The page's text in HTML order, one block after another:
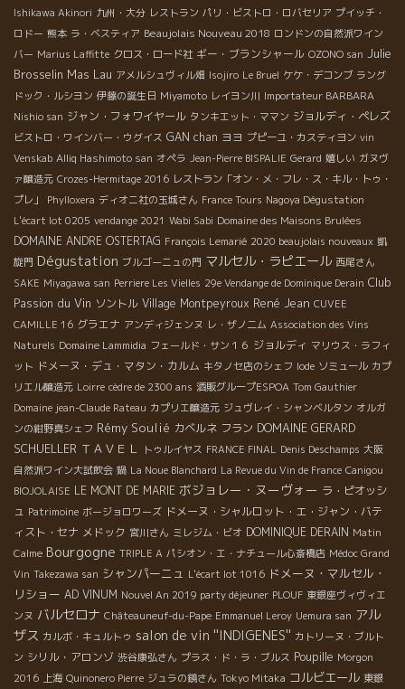
Ishikawa Akinori 九州・大分 レストラン パリ・ビストロ・ロバセリア プイッチ・
ロドー 熊本 ラ・ベスティア Beaujolais Nouveau 2018 ロンドンの自然派ワイン
バー Marius Laffitte クロス・ロード社 ギー・ブランシャール OZONO san Julie
Brosselin Mas Lau アメルシュヴィル畑 Isojiro Le Bruel ケケ・デコンブ ラング
ドック・ルシヨン 伊藤の誕生日 Miyamoto レイヨン川 Importateur BARBARA
Nishio san ジャン・フォワイヤール タンキエット・ママン ジョルディ・ペレズ
ビストロ・ワインバー・ウグイス GAN chan ヨヨ プピーユ・カスティヨン vin
Venskab Alliq Hashimoto san オペラ Jean-Pierre BISPALIE Gerard 嬉しい ガヌヴ
ァ醸造元 Crozes-Hermitage 2016 レストラン「オン・メ・フレ・ス・キル・トゥ・
プレ」
Phylloxera ディオニ社の玉城さん France Tours Nagoya Dégustation
L'écart lot 0205 vendange 2021 Wabi Sabi Domaine des Maisons Brulées
DOMAINE ANDRE OSTERTAG François Lemarié 2020 beaujolais nouveaux 凱
旋門 Dégustation ブルゴーニュの門 マルセル・ラピエール 西尾さん
SAKE Miyagawa san Perriere Les Vielles 29e Vendange de Dominique Derain Club
Passion du Vin ソントル Village Montpeyroux René Jean CUVEE
CAMILLE 16 グラエナ アンディジェンヌ レ・ザノ二ム Association des Vins
Naturels Domaine Lammidia フェールド・サン１６ ジョルディ マリウス・ラフィ
ット ドメーヌ・デュ・マタン・カルム キタノセ店のシェフ Iode ソミュール カプ
リエル醸造元 Loirre cèdre de 2300 ans 酒販グループESPOA Tom Gauthier
Domaine jean-Claude Rateau カプリエ醸造元 ジュヴレイ・シャンベルタン オルガ
ンの紺野真シェフ Rémy Soulié カベルネ フラン DOMAINE GERARD
SCHUELLER ＴＡＶＥＬ トゥルイヤス FRANCE FINAL Denis Deschamps 大阪
自然派ワイン大試飲会 鍋 La Noue Blanchard La Revue du Vin de France Canigou
BIOJOLAISE LE MONT DE MARIE ボジョレー・ヌーヴォー ラ・ピオッシ
ュ Patrimoine ボージョロワーズ ドメーヌ・シャルロット・エ・ジャン・バテ
ィスト・セナ メドック 宮川さん ミレジム・ビオ DOMINIQUE DERAIN Matin
Calme Bourgogne TRIPLE A パシオン・エ・ナチュール心斎橋店 Médoc Grand
Vin Takezawa san シャンパーニュ L'écart lot 1016 ドメーヌ・マルセル・
リショー AD VINUM Nouvel An 2019 party déjeuner PLOUF 東銀座ヴィヴィエ
ンヌ バルセロナ Châteauneuf-du-Pape Emmanuel Leroy Uemura san アル
ザス カルボ・キュルトゥ salon de vin ''INDIGENES'' カトリーヌ・ブルト
ン シリル・アロンゾ 渋谷康弘さん プラス・ド・ラ・ブルス Poupille Morgon
2016 上海 Quinonero Pierre ジュラの鏡さん Tokyo Mitaka コルビエール 東銀